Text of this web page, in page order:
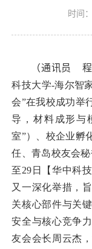
时间
（通讯员
科技大学-海尔智
会”在我校成功举
导，材料成形与
室”）、校企业孵
任、青岛校友会秘
至29日【华中科
又一深化举措，
关核心部件与关
安全与核心竞争
友会会长周云杰